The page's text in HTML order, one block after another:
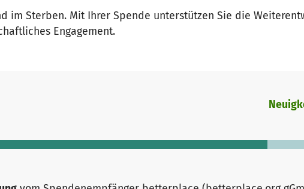
im Sterben. Mit Ihrer Spende unterstützen Sie die
Engagement.